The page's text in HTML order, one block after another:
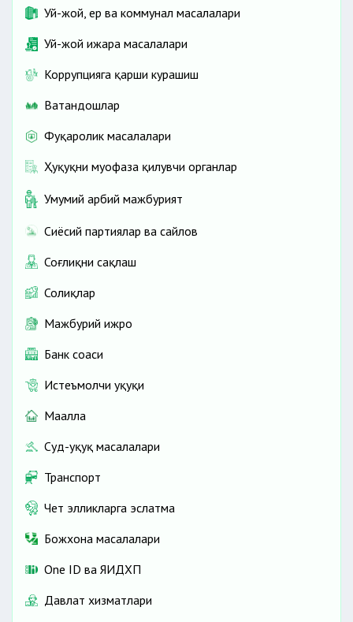
Уй-жой, ер ва коммунал масалалари
Уй-жой ижара масалалари
Коррупцияга қарши курашиш
Ватандошлар
Фуқаролик масалалари
Ҳуқуқни муҳофаза қилувчи органлар
Умумий ҳарбий мажбурият
Сиёсий партиялар ва сайлов
Соғлиқни сақлаш
Солиқлар
Мажбурий ижро
Банк соҳаси
Истеъмолчи ҳуқуқи
Маҳалла
Суд-ҳуқуқ масалалари
Транспорт
Чет элликларга эслатма
Божхона масалалари
One ID ва ЯИДХП
Давлат хизматлари